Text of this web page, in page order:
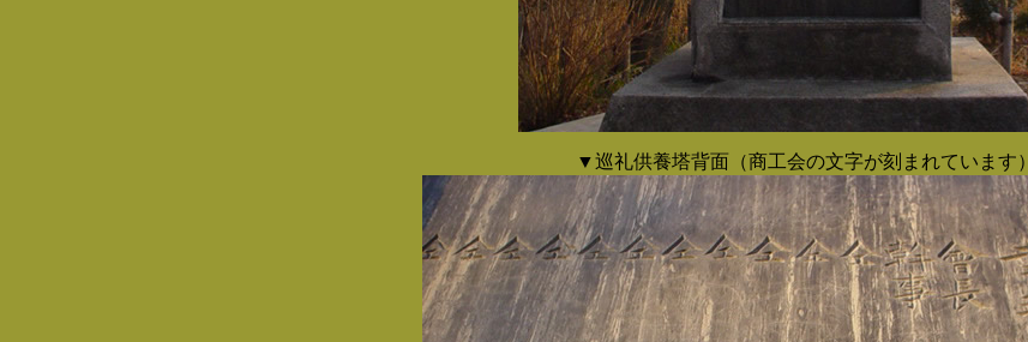
▼巡礼供養塔背面（商工会の文字が刻まれています）